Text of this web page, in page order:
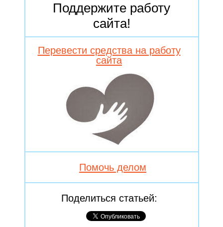
Поддержите работу
сайта!
Перевести средства на работу
сайта
Помочь делом
Поделиться статьей: